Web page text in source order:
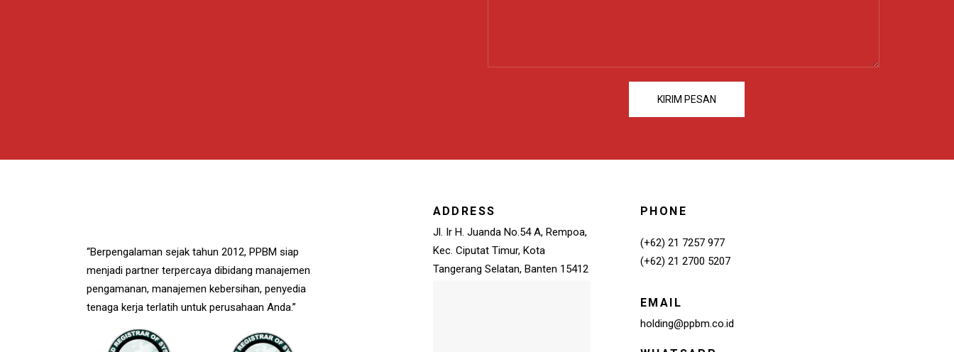
“Berpengalaman sejak tahun 2012, PPBM siap
menjadi partner terpercaya dibidang manajemen
pengamanan, manajemen kebersihan, penyedia
tenaga kerja terlatih untuk perusahaan Anda.”
ADDRESS
Jl. Ir H. Juanda No.54 A, Rempoa,
Kec. Ciputat Timur, Kota
Tangerang Selatan, Banten 15412
PHONE
(+62) 21 7257 977
(+62) 21 2700 5207
EMAIL
holding@ppbm.co.id